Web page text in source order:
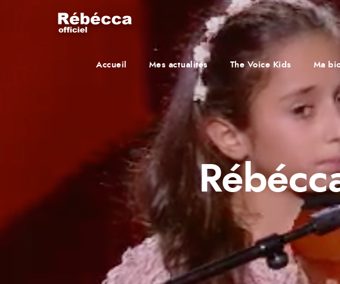
Accueil Mes actualités The Voice Kids Ma